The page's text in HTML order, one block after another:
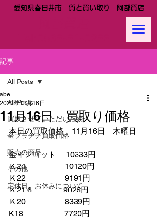
愛知県春日井市 質と買い取り 阿部質店
記事
All Posts
買取させていただいた物
金プラチナ買取価格
販売の商品
その他
定休日、お休みについて
All Posts
11月16日 買取り価格
abe
2023年11月16日
本日の買取価格　11月16日　木曜日
金インゴット　 10333円
Ｋ24　　　　　10120円
Ｋ22　　　　　9191円
Ｋ21.6　　　　9025円
Ｋ20　　　　　8339円
K18　　　　　 7720円